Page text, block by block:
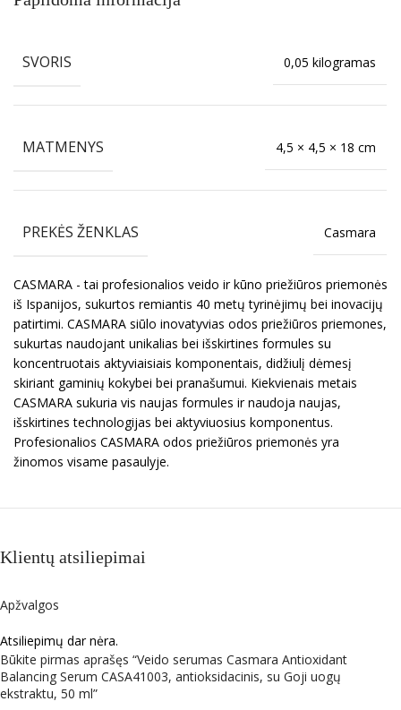
SVORIS 0,05 kilogramas
MATMENYS 4,5 × 4,5 × 18 cm
PREKĖS ŽENKLAS Casmara
CASMARA - tai profesionalios veido ir kūno priežiūros priemonės
iš Ispanijos, sukurtos remiantis 40 metų tyrinėjimų bei inovacijų
patirtimi. CASMARA siūlo inovatyvias odos priežiūros priemones,
sukurtas naudojant unikalias bei išskirtines formules su
koncentruotais aktyviaisiais komponentais, didžiulį dėmesį
skiriant gaminių kokybei bei pranašumui. Kiekvienais metais
CASMARA sukuria vis naujas formules ir naudoja naujas,
išskirtines technologijas bei aktyviuosius komponentus.
Profesionalios CASMARA odos priežiūros priemonės yra
žinomos visame pasaulyje.
Klientų atsiliepimai
Apžvalgos
Atsiliepimų dar nėra.
Būkite pirmas aprašęs “Veido serumas Casmara Antioxidant
Balancing Serum CASA41003, antioksidacinis, su Goji uogų
ekstraktu, 50 ml”